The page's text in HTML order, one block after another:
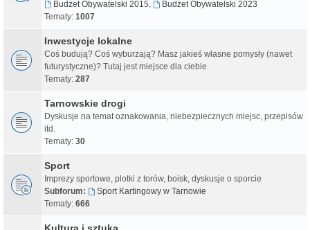
Budżet Obywatelski 2015,
Budżet Obywatelski 2023
Tematy: 1007
Inwestycje lokalne
Coś budują? Coś wyburzają? Masz jakieś własne pomysły (nawet
futurystyczne)? Tutaj jest miejsce dla ciebie
Tematy: 287
Tarnowskie drogi
Dyskusje na temat oznakowania, niebezpiecznych miejsc, przepisów
itd.
Tematy: 30
Sport
Imprezy sportowe, plotki z torów, boisk, dyskusje o sporcie
Subforum:
Sport Kartingowy w Tarnowie
Tematy: 666